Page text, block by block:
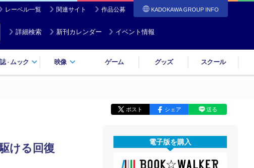
レーベル一覧 関連サイト 作品公募 KADOKAWA GROUP INFO
詳細検索 新刊カレンダー イベント情報
・ ムック 映像 ゲーム グッズ スクール
ポスト シェア 送る
ける回復
電子版を購入